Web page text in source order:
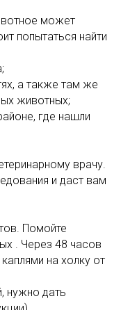
может
попытаться найти
а также там же
животных;
где нашли
врачу.
и даст вам
Помойте
. Через 48 часов
на холку от
нужно дать